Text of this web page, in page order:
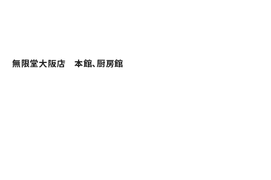
無限堂大阪店 本館、厨房館